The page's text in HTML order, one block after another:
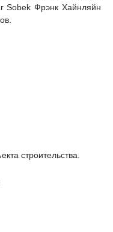
Sobek Фрэнк Хайнляйн
строительства.